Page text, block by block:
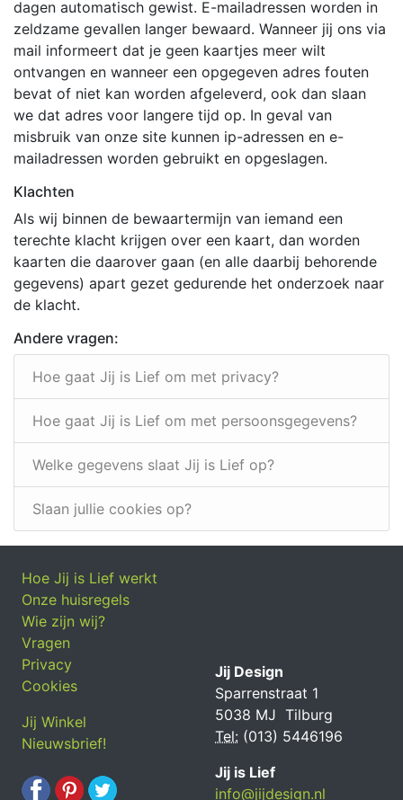
dagen automatisch gewist. E-mailadressen worden in
zeldzame gevallen langer bewaard. Wanneer jij ons via
mail informeert dat je geen kaartjes meer wilt
ontvangen en wanneer een opgegeven adres fouten
bevat of niet kan worden afgeleverd, ook dan slaan
we dat adres voor langere tijd op. In geval van
misbruik van onze site kunnen ip-adressen en e-
mailadressen worden gebruikt en opgeslagen.
Klachten
Als wij binnen de bewaartermijn van iemand een
terechte klacht krijgen over een kaart, dan worden
kaarten die daarover gaan (en alle daarbij behorende
gegevens) apart gezet gedurende het onderzoek naar
de klacht.
Andere vragen:
Hoe gaat Jij is Lief om met privacy?
Hoe gaat Jij is Lief om met persoonsgegevens?
Welke gegevens slaat Jij is Lief op?
Slaan jullie cookies op?
Hoe Jij is Lief werkt
Onze huisregels
Wie zijn wij?
Vragen
Privacy
Cookies
Jij Winkel
Nieuwsbrief!
Jij Design
Sparrenstraat 1
5038 MJ Tilburg
Tel: (013) 5446196
Jij is Lief
info@jijdesign.nl